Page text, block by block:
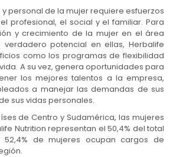
personal de la mujer requiere esfuerzos
profesional, el social y el familiar. Para
y crecimiento de la mujer en el área
potencial en ellas, Herbalife
como los programas de flexibilidad
A su vez, genera oportunidades para
los mejores talentos a la empresa,
a manejar las demandas de sus
sus vidas personales.
de Centro y Sudamérica, las mujeres
Nutrition representan el 50,4% del total
de mujeres ocupan cargos de